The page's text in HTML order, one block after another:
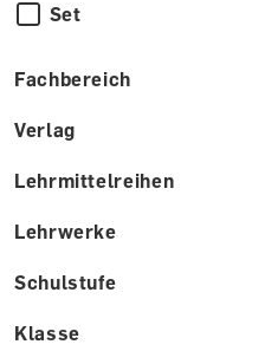
Set
Fachbereich
Verlag
Lehrmittelreihen
Lehrwerke
Schulstufe
Klasse